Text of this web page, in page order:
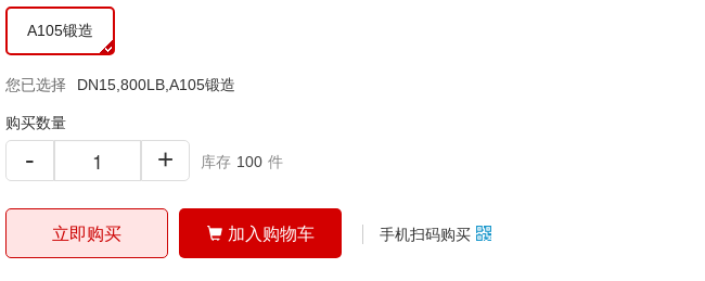
A105锻造
您已选择 DN15,800LB,A105锻造
购买数量
- + 库存 100 件
立即购买 加入购物车 手机扫码购买